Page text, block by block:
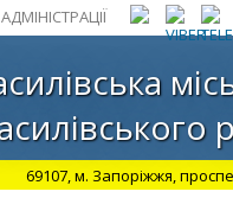
69107, м. Запоріжжя,